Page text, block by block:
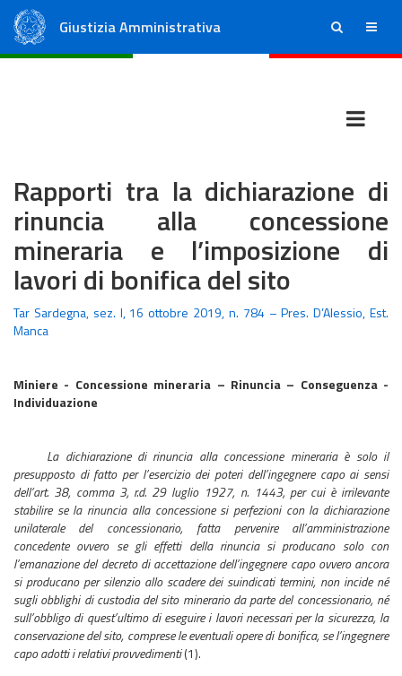
Giustizia Amministrativa ricerca menu
Rapporti tra la dichiarazione di
rinuncia alla concessione
mineraria e l’imposizione di
lavori di bonifica del sito
Tar Sardegna, sez. I, 16 ottobre 2019, n. 784 – Pres. D’Alessio, Est.
Manca
Miniere - Concessione mineraria – Rinuncia – Conseguenza -
Individuazione
La dichiarazione di rinuncia alla concessione mineraria è solo il
presupposto di fatto per l’esercizio dei poteri dell’ingegnere capo ai sensi
dell’art. 38, comma 3, r.d. 29 luglio 1927, n. 1443, per cui è irrilevante
stabilire se la rinuncia alla concessione si perfezioni con la dichiarazione
unilaterale del concessionario, fatta pervenire all’amministrazione
concedente ovvero se gli effetti della rinuncia si producano solo con
l’emanazione del decreto di accettazione dell’ingegnere capo ovvero ancora
si producano per silenzio allo scadere dei suindicati termini, non incide né
sugli obblighi di custodia del sito minerario da parte del concessionario, né
sull’obbligo di quest’ultimo di eseguire i lavori necessari per la sicurezza, la
conservazione del sito, comprese le eventuali opere di bonifica, se l’ingegnere
capo adotti i relativi provvedimenti(1).